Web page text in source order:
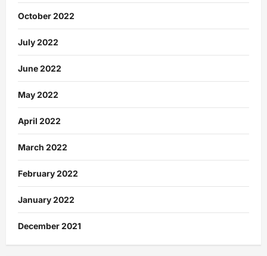
October 2022
July 2022
June 2022
May 2022
April 2022
March 2022
February 2022
January 2022
December 2021